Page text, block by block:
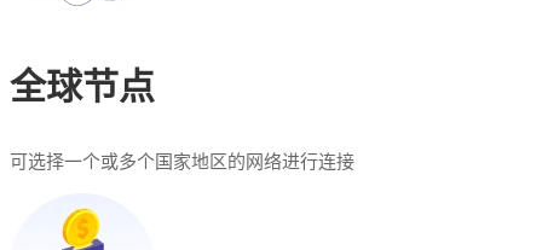
全球节点
可选择一个或多个国家地区的网络进行连接